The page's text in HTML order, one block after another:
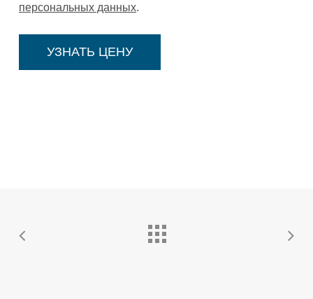
персональных данных.